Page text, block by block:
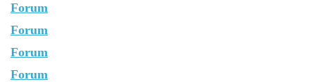
Forum
Forum
Forum
Forum